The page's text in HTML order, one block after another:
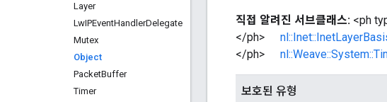
Layer
LwIPEventHandlerDelegate
Mutex
Object
PacketBuffer
Timer
직접 알려진 서브클래스: <ph
</ph>
</ph>
보호된 유형